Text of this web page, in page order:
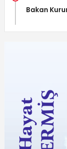
Bakan